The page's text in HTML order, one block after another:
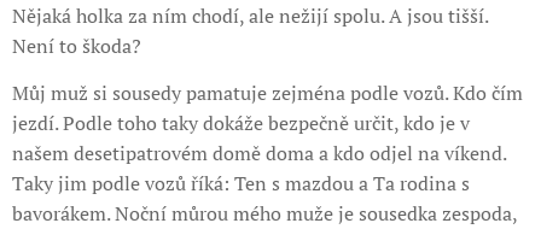
Nějaká holka za ním chodí, ale nežijí spolu. A jsou tišší.
Není to škoda?
Můj muž si sousedy pamatuje zejména podle vozů. Kdo čím
jezdí. Podle toho taky dokáže bezpečně určit, kdo je v
našem desetipatrovém domě doma a kdo odjel na víkend.
Taky jim podle vozů říká: Ten s mazdou a Ta rodina s
bavorákem. Noční můrou mého muže je sousedka zespoda,